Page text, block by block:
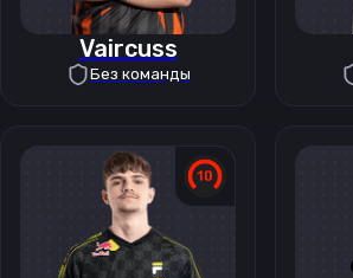
Vaircuss
Без команды